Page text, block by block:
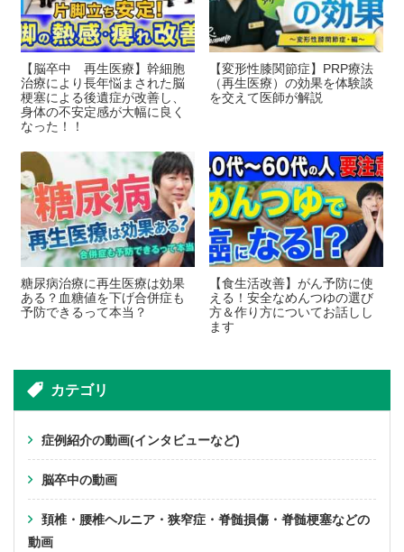
【脳卒中 再生医療】幹細胞
治療により長年悩まされた脳
梗塞による後遺症が改善し、
身体の不安定感が大幅に良く
なった！！
【変形性膝関節症】PRP療法
（再生医療）の効果を体験談
を交えて医師が解説
糖尿病治療に再生医療は効果
ある？血糖値を下げ合併症も
予防できるって本当？
【食生活改善】がん予防に使
える！安全なめんつゆの選び
方＆作り方についてお話しし
ます
カテゴリ
症例紹介の動画(インタビューなど)
脳卒中の動画
頚椎・腰椎ヘルニア・狭窄症・脊髄損傷・脊髄梗塞などの
動画